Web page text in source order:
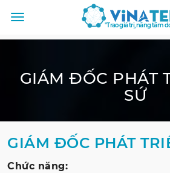
"Trao giá trị, nâng tầm
GIÁM ĐỐC PHÁT
SỨ
GIÁM ĐỐC PHÁT
Chức năng: